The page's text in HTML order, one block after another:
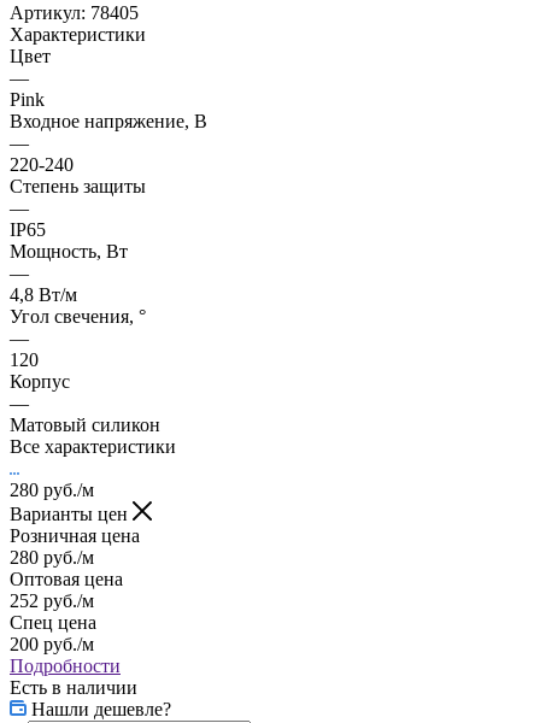
Артикул: 78405
Характеристики
Цвет
—
Pink
Входное напряжение, В
—
220-240
Степень защиты
—
IP65
Мощность, Вт
—
4,8 Вт/м
Угол свечения, °
—
120
Корпус
—
Матовый силикон
Все характеристики
280 руб./м
Варианты цен
Розничная цена
280 руб./м
Оптовая цена
252 руб./м
Спец цена
200 руб./м
Подробности
Есть в наличии
Нашли дешевле?